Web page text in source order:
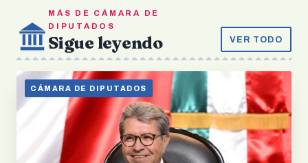
MÁS DE CÁMARA DE
DIPUTADOS
Sigue leyendo VER TODO
CÁMARA DE DIPUTADOS